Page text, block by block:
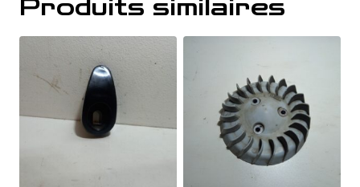
Produits similaires